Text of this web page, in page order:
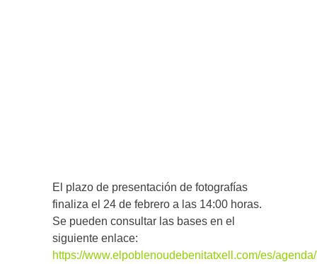
El plazo de presentación de fotografías
finaliza el 24 de febrero a las 14:00 horas.
Se pueden consultar las bases en el
siguiente enlace:
https://www.elpoblenoudebenitatxell.com/es/